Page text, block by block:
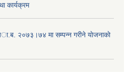
कार्यक्रम
२०७३।७४ मा सम्पन्न गरीने याेजनाकाे